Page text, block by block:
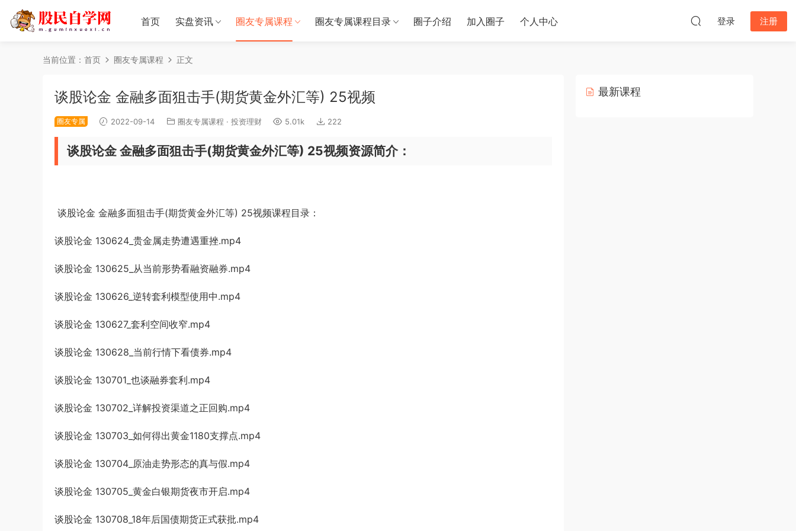
首页 实盘资讯 圈友专属课程 圈友专属课程目录 圈子介绍 加入圈子 个人中心 登录 注册
当前位置： 首页 圈友专属课程 正文
谈股论金 金融多面狙击手(期货黄金外汇等) 25视频
圈友专属 2022-09-14 圈友专属课程 · 投资理财 5.01k 222
谈股论金 金融多面狙击手(期货黄金外汇等) 25视频资源简介：
谈股论金 金融多面狙击手(期货黄金外汇等) 25视频课程目录：
谈股论金 130624_贵金属走势遭遇重挫.mp4
谈股论金 130625_从当前形势看融资融券.mp4
谈股论金 130626_逆转套利模型使用中.mp4
谈股论金 130627_套利空间收窄.mp4
谈股论金 130628_当前行情下看债券.mp4
谈股论金 130701_也谈融券套利.mp4
谈股论金 130702_详解投资渠道之正回购.mp4
谈股论金 130703_如何得出黄金1180支撑点.mp4
谈股论金 130704_原油走势形态的真与假.mp4
谈股论金 130705_黄金白银期货夜市开启.mp4
谈股论金 130708_18年后国债期货正式获批.mp4
最新课程